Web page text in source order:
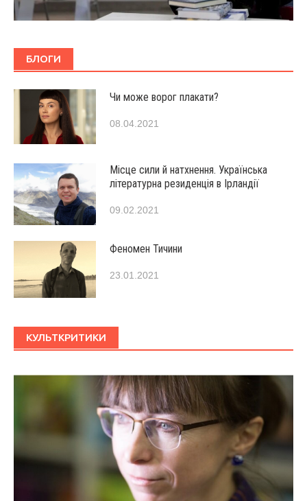
БЛОГИ
Чи може ворог плакати?
08.04.2021
Місце сили й натхнення. Українська
літературна резиденція в Ірландії
09.02.2021
Феномен Тичини
23.01.2021
КУЛЬТКРИТИКИ